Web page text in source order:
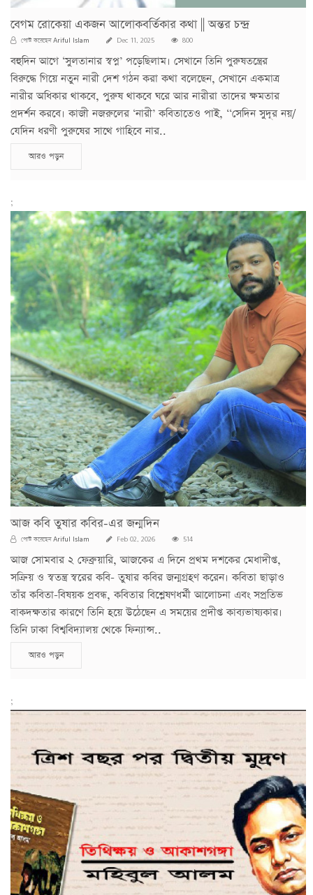
বেগম রোকেয়া একজন আলোকবর্তিকার কথা || অন্তর চন্দ্র
পোস্ট করেছেনAriful Islam Dec 11, 2025 800
বহুদিন আগে ‘সুলতানার স্বপ্ন’ পড়েছিলাম। সেখানে তিনি পুরুষতন্ত্রের
বিরুদ্ধে গিয়ে নতুন নারী দেশ গঠন করা কথা বলেছেন, সেখানে একমাত্র
নারীর অধিকার থাকবে, পুরুষ থাকবে ঘরে আর নারীরা তাদের ক্ষমতার
প্রদর্শন করবে। কাজী নজরুলের ‘নারী’ কবিতাতেও পাই, ‘‘সেদিন সুদূর নয়/
যেদিন ধরণী পুরুষের সাথে গাহিবে নার..
আরও পড়ুন
;
আজ কবি তুষার কবির-এর জন্মদিন
পোস্ট করেছেনAriful Islam Feb 02, 2026 514
আজ সোমবার ২ ফেব্রুয়ারি, আজকের এ দিনে প্রথম দশকের মেধাদীপ্ত,
সক্রিয় ও স্বতন্ত্র স্বরের কবি- তুষার কবির জন্মগ্রহণ করেন। কবিতা ছাড়াও
তাঁর কবিতা-বিষয়ক প্রবন্ধ, কবিতার বিশ্লেষণধর্মী আলোচনা এবং সপ্রতিভ
বাকদক্ষতার কারণে তিনি হয়ে উঠেছেন এ সময়ের প্রদীপ্ত কাব্যভাষ্যকার।
তিনি ঢাকা বিশ্ববিদ্যালয় থেকে ফিন্যান্স..
আরও পড়ুন
;